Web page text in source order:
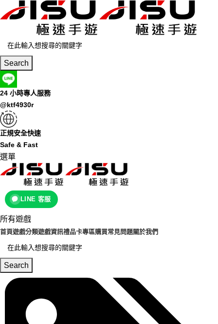
Search
24 小時專人服務
@ktf4930r
正規安全快速
Safe & Fast
選單
LINE 客服
所有遊戲
首頁遊戲分類遊戲資訊禮品卡專區購買常見問題關於我們
Search